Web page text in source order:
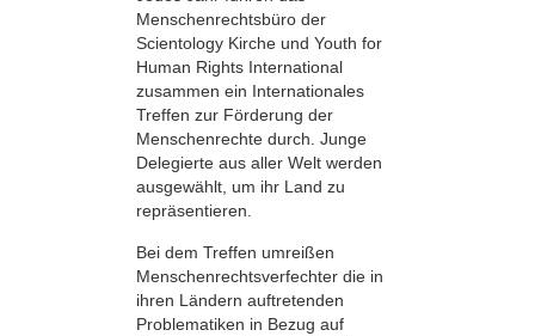
Menschenrechtsbüro der
Scientology Kirche und Youth for
Human Rights International
zusammen ein Internationales
Treffen zur Förderung der
Menschenrechte durch. Junge
Delegierte aus aller Welt werden
ausgewählt, um ihr Land zu
repräsentieren.
Bei dem Treffen umreißen
Menschenrechts­verfechter die in
ihren Ländern auftretenden
Problematiken in Bezug auf